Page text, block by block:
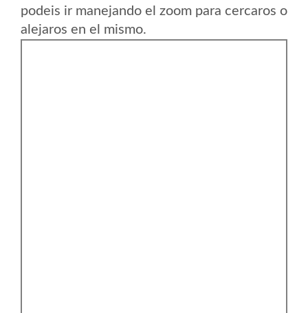
podeis ir manejando el zoom para cercaros o
alejaros en el mismo.